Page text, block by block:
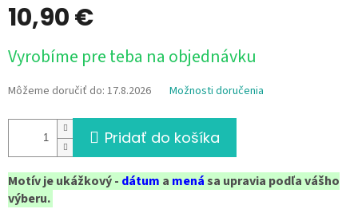
10,90 €
cena:
Vyrobíme pre teba na objednávku
Môžeme doručiť do: 17.8.2026 Možnosti doručenia
Pridať do košíka
Motív je ukážkový - dátum a menása upravia podľa vášho
výberu.